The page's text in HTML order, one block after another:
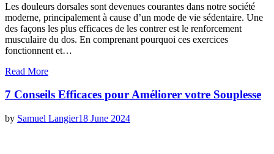
Les douleurs dorsales sont devenues courantes dans notre société
moderne, principalement à cause d’un mode de vie sédentaire. Une
des façons les plus efficaces de les contrer est le renforcement
musculaire du dos. En comprenant pourquoi ces exercices
fonctionnent et…
Read More
7 Conseils Efficaces pour Améliorer votre Souplesse
by Samuel LangierPosted
18 June 2024